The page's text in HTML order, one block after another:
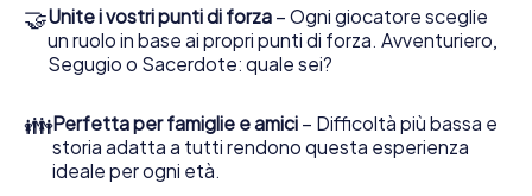
🤝Unite i vostri punti di forza – Ogni giocatore sceglie
un ruolo in base ai propri punti di forza. Avventuriero,
Segugio o Sacerdote: quale sei?
👪Perfetta per famiglie e amici – Difficoltà più bassa e
storia adatta a tutti rendono questa esperienza
ideale per ogni età.